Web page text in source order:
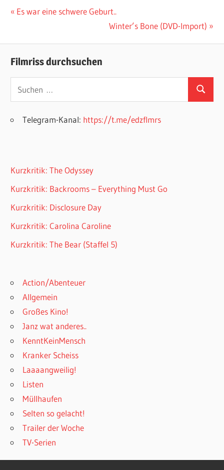
Beitragsnavigation
Vorheriger
Es war eine schwere Geburt..
Nächster
Winter’s Bone (DVD-Import)
Filmriss durchsuchen
Suchen
Telegram-Kanal: https://t.me/edzflmrs
Kurzkritik: The Odyssey
Kurzkritik: Backrooms – Everything Must Go
Kurzkritik: Disclosure Day
Kurzkritik: Carolina Caroline
Kurzkritik: The Bear (Staffel 5)
Action/Abenteuer
Allgemein
Großes Kino!
Janz wat anderes..
KenntKeinMensch
Kranker Scheiss
Laaaangweilig!
Listen
Müllhaufen
Selten so gelacht!
Trailer der Woche
TV-Serien